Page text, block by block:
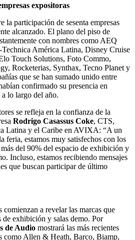
expositoras
participación de sesenta empresas
alcanzado. El plano del piso de
con nombres como AEQ
América Latina, Disney Cruise
Touch Solutions, Foto Commo,
Rocketerias, Synthax, Tecno Planet y
que se han sumado unido entre
confirmado su presencia en
lo largo del año.
se refleja en la confianza de la
Rodrigo Casassus Coke, CTS,
Latina y el Caribe en AVIXA: “A un
feria, estamos muy satisfechos con los
del 90% del espacio de exhibición y
Incluso, estamos recibiendo mensajes
que buscan participar de último
comienzan a revelar las marcas que
de exhibición y salas demo. Por
de Audio mostrará las más recientes
como Allen & Heath, Barco, Biamp,